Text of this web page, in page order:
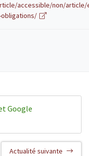
accessible/non/article/
Google
Actualité suivante